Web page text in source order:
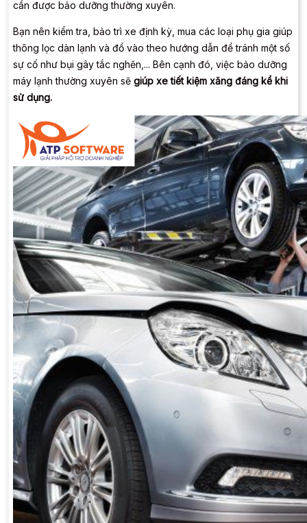
cần được bảo dưỡng thường xuyên.
Bạn nên kiểm tra, bảo trì xe định kỳ, mua các loại phụ gia giúp
thông lọc dàn lạnh và đổ vào theo hướng dẫn để tránh một số
sự cố như bụi gây tắc nghẽn,... Bên cạnh đó, việc bảo dưỡng
máy lạnh thường xuyên sẽ giúp xe tiết kiệm xăng đáng kể khi
sử dụng.